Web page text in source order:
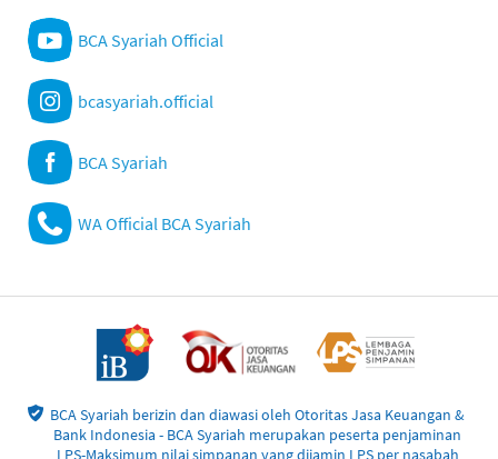
BCA Syariah Official
bcasyariah.official
BCA Syariah
WA Official BCA Syariah
BCA Syariah berizin dan diawasi oleh Otoritas Jasa Keuangan &
Bank Indonesia - BCA Syariah merupakan peserta penjaminan
LPS-Maksimum nilai simpanan yang dijamin LPS per nasabah